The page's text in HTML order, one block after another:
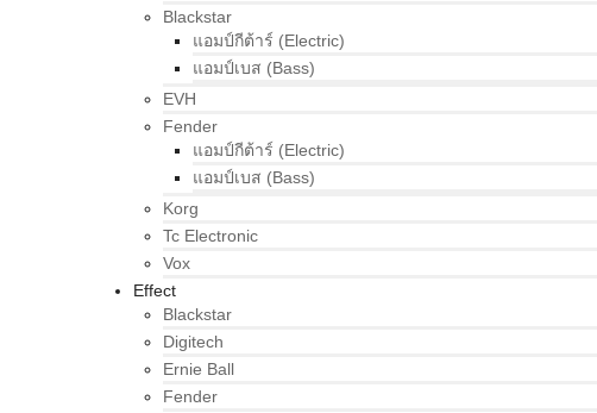
Blackstar
แอมป์กีต้าร์ (Electric)
แอมป์เบส (Bass)
EVH
Fender
แอมป์กีต้าร์ (Electric)
แอมป์เบส (Bass)
Korg
Tc Electronic
Vox
Effect
Blackstar
Digitech
Ernie Ball
Fender